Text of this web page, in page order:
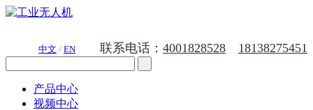
中文 / EN 联系电话： 4001828528 18138275451
产品中心
视频中心